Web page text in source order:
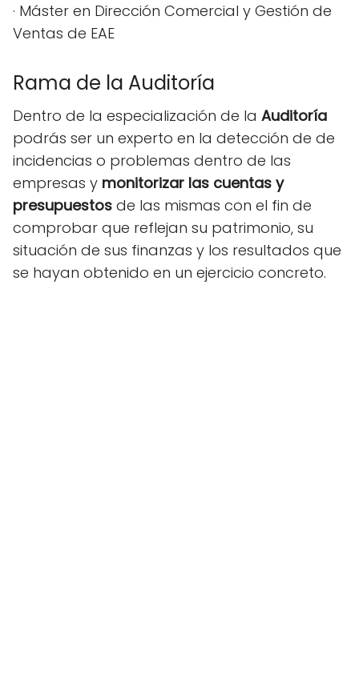
· Máster en Dirección Comercial y Gestión de
Ventas de EAE
Rama de la Auditoría
Dentro de la especialización de la Auditoría
podrás ser un experto en la detección de de
incidencias o problemas dentro de las
empresas y monitorizar las cuentas y
presupuestos de las mismas con el fin de
comprobar que reflejan su patrimonio, su
situación de sus finanzas y los resultados que
se hayan obtenido en un ejercicio concreto.